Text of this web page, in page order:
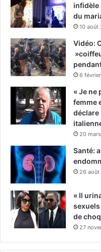
infidèle
du
10 août
Vidéo:
6
« Je ne
femme
déclare
20
Santé:
26 août
« Il
sexuels
de
27